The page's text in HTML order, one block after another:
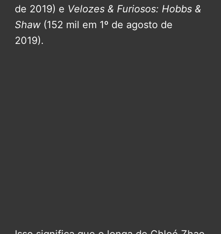
de 2019) e Velozes & Furiosos: Hobbs &
Shaw(152 mil em 1º de agosto de
2019).